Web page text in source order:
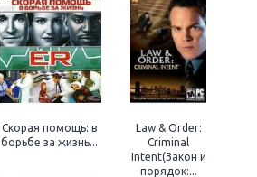
Скорая помощь: в
борьбе за жизнь...
Law & Order:
Criminal
Intent(Закон и
порядок:...